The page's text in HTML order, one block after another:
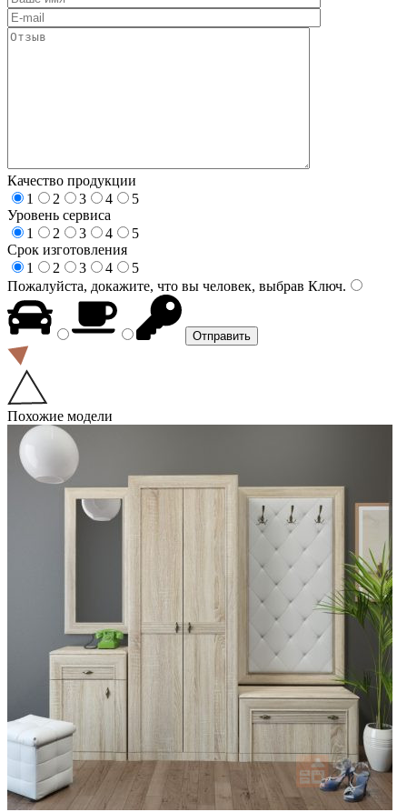
Качество продукции
1
2 3 4
5
Уровень сервиса
1
2 3 4
5
Срок изготовления
1
2 3 4
5
Пожалуйста, докажите, что вы человек, выбрав Ключ.
Похожие модели